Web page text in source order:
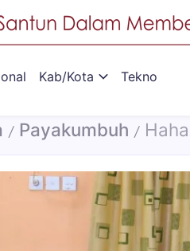
Kab/Kota Tekno
/ Payakumbuh /